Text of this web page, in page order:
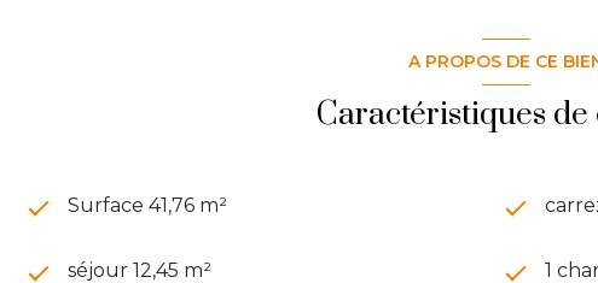
A PROPOS DE CE
Caractéristiques de
Surface 41,76 m²
séjour 12,45 m² 1